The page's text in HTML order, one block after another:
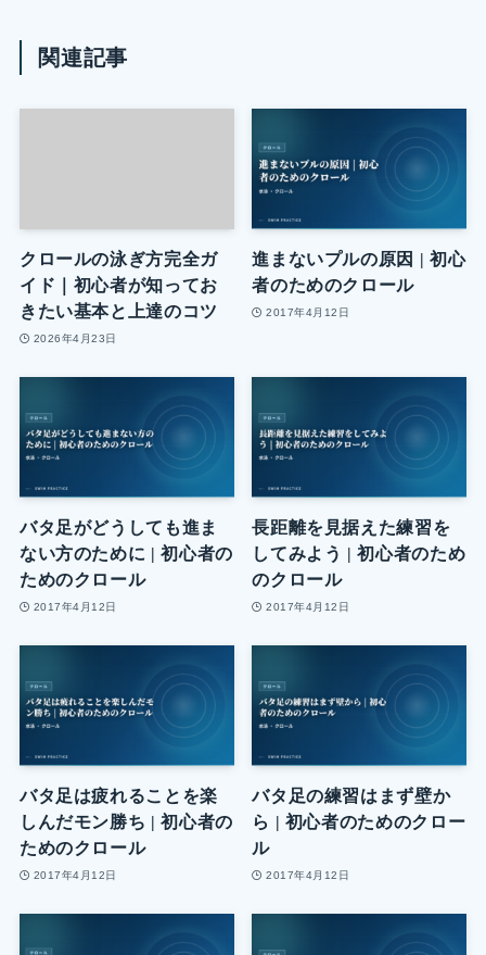
関連記事
クロールの泳ぎ方完全ガ
イド｜初心者が知ってお
きたい基本と上達のコツ
2026年4月23日
進まないプルの原因 | 初心
者のためのクロール
2017年4月12日
バタ足がどうしても進ま
ない方のために | 初心者の
ためのクロール
2017年4月12日
長距離を見据えた練習を
してみよう | 初心者のため
のクロール
2017年4月12日
バタ足は疲れることを楽
しんだモン勝ち | 初心者の
ためのクロール
2017年4月12日
バタ足の練習はまず壁か
ら | 初心者のためのクロー
ル
2017年4月12日